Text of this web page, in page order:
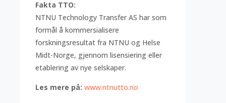
Fakta TTO:
NTNU Technology Transfer AS har som
formål å kommersialisere
forskningsresultat fra NTNU og Helse
Midt-Norge, gjennom lisensiering eller
etablering av nye selskaper.
Les mere på: www.ntnutto.no